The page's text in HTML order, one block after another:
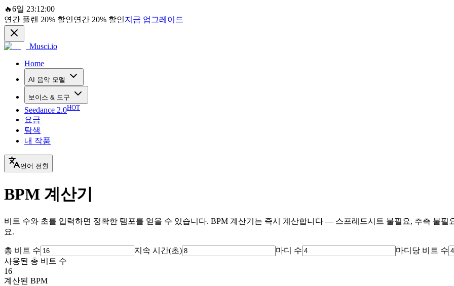
🔥6일 23:12:00
연간 플랜 20% 할인연간 20% 할인지금 업그레이드
Musci.io
Home
AI 음악 모델
보이스 & 도구
Seedance 2.0HOT
요금
탐색
내 작품
언어 전환
BPM 계산기
비트 수와 초를 입력하면 정확한 템포를 얻을 수 있습니다. BPM 계산기는 즉시 계산합니다 — 스프레드시트 불필요, 추측 불
요.
총 비트 수 지속 시간(초) 마디 수
마디당 비트 수
사용된 총 비트 수
16
계산된 BPM